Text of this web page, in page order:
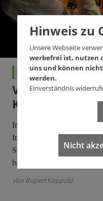
Kultur
Vom
Kommunismus
In "Der junge Karl Marx"
Intellektuellen aus seiner
Sätze werden wieder
brandaktuell, meint unser
Von Rupert Koppold
Hinweis zu
Unsere Webseite
werbefrei ist, nutzen
uns und können
werden.
Einverständnis
Nicht